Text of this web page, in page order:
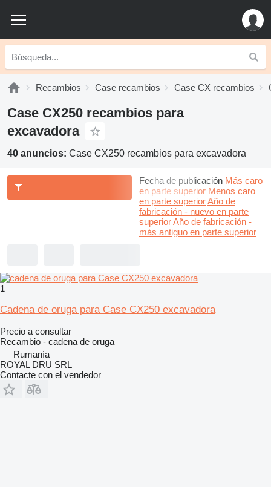
Recambios Case recambios Case CX recambios
Case CX250 recambios para
excavadora
40 anuncios: Case CX250 recambios para excavadora
Fecha de publicación Más caro
en parte superior Menos caro
en parte superiorAño de
fabricación - nuevo en parte
superiorAño de fabricación -
más antiguo en parte superior
1
Cadena de oruga para Case CX250 excavadora
Precio a consultar
Recambio - cadena de oruga
Rumanía
ROYAL DRU SRL
Contacte con el vendedor